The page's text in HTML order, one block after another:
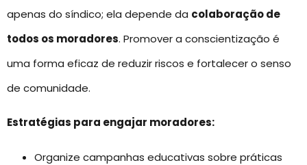
apenas do síndico; ela depende da colaboração de
todos os moradores. Promover a conscientização é
uma forma eficaz de reduzir riscos e fortalecer o senso
de comunidade.
Estratégias para engajar moradores:
Organize campanhas educativas sobre práticas